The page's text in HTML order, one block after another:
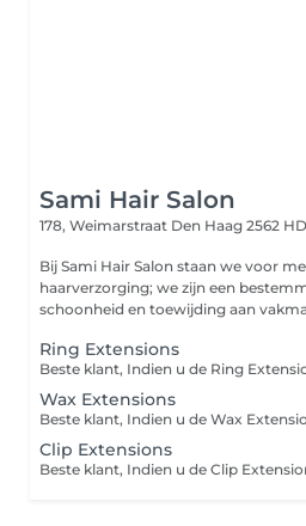
Sami Hair Salon
178, Weimarstraat Den Haag 2562 HD
Bij Sami Hair Salon staan we voor
haarverzorging; we zijn een
schoonheid en toewijding aan
Ring Extensions
Wax Extensions
Clip Extensions